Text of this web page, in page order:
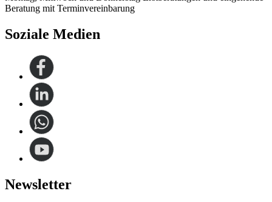
Beratung mit Terminvereinbarung
Soziale Medien
Newsletter